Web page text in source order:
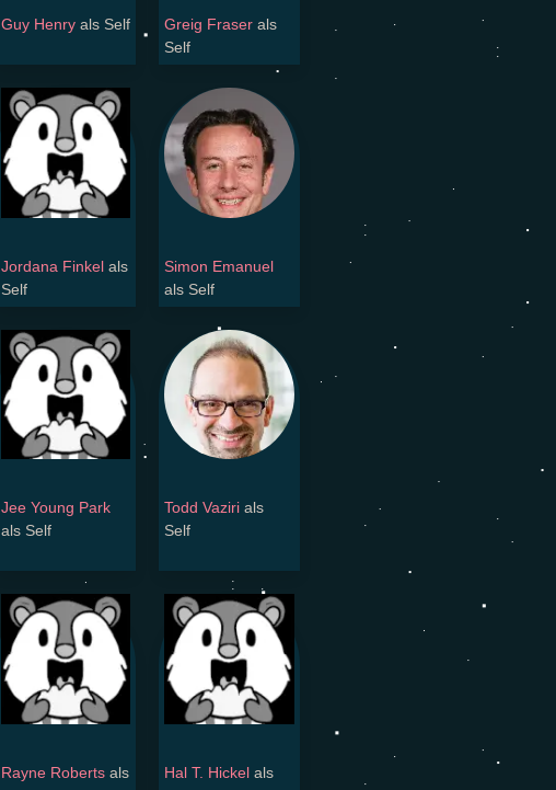
Guy Henryals Self Greig Fraser als
Self
Jordana Finkelals
Self
Simon Emanuel
als Self
Jee Young Park
als Self
Todd Vaziri als
Self
Rayne Robertsals
Hal T. Hickel als